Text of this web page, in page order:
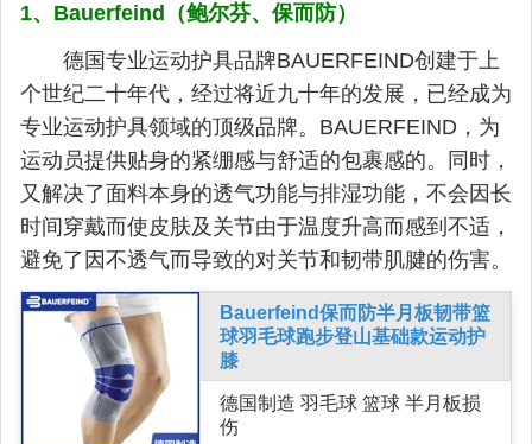
1、Bauerfeind（鲍尔芬、保而防）
德国专业运动护具品牌BAUERFEIND创建于上
个世纪二十年代，经过将近九十年的发展，已经成为
专业运动护具领域的顶级品牌。BAUERFEIND，为
运动员提供贴身的紧绷感与舒适的包裹感的。同时，
又解决了面料本身的透气功能与排湿功能，不会因长
时间穿戴而使皮肤及关节由于温度升高而感到不适，
避免了因不透气而导致的对关节和韧带肌腱的伤害。
Bauerfeind保而防半月板韧带篮
球羽毛球跑步登山基础款运动护
膝
德国制造 羽毛球 篮球 半月板损
伤